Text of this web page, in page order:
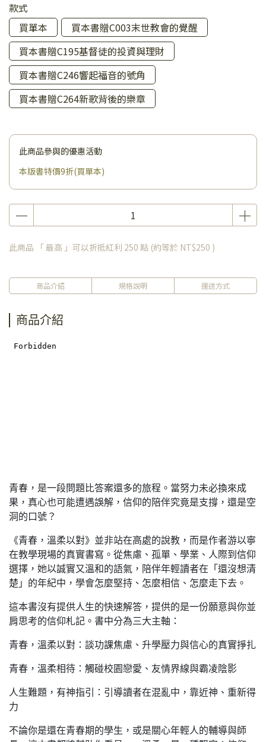
款式
買單本
買本書贈C003末世教會的覺醒
買本書贈C195基督徒的投資與理財
買本書贈C246響起福音的號角
買本書贈C264新歌背後的樂章
此商品參與的優惠活動
本版書特價9折(買單本)
此商品 「 最高 」可以折抵紅利 250 點 (約等於 NT$250 )
商品介紹 規格說明 運送方式
商品介紹
青春，是一段問題比答案還多的旅程。當努力未必換來成
果，真心也可能遭遇誤解，信仰的陪伴究竟是支撐，還是空
洞的口號？
《青春，溫柔以對》並非站在高處的說教，而是作者游以寧
在教學現場的真實書寫。從焦慮、孤單、學業、人際到信仰
選擇，她以誠實又溫和的語氣，陪伴年輕讀者在「還沒想清
楚」的年紀中，學會怎麼堅持、怎麼相信、怎麼走下去。
這本書沒有提供人生的快速解答，提供的是一份願意與你並
肩思考的信仰札記。書中分為三大主軸：
青春，溫柔以對：談功課焦慮、升學壓力與信心的真實掙扎
青春，溫柔相待：觸碰校園戀愛、友情界線與霸凌陰影
人生難題，有神指引：引導讀者在混亂中，靠近神、重新得
力
不論你是還在青春期的學生，或是關心年輕人的輔導與師